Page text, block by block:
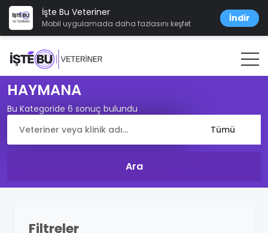
İşte Bu Veteriner
Mobil uygulamada daha fazlasını keşfet İndir
HAYMANA
Bu Kategoride 6 sonuç bulundu
Filtreler